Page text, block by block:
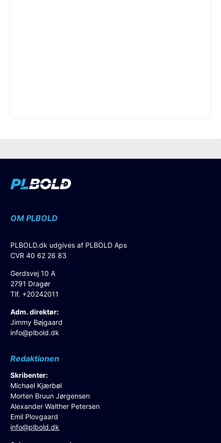
OM PLBOLD
PLBOLD.dk udgives af PLBOLD Aps
CVR 40 62 26 83
Gerdsvej 10 A
2791 Dragør
Tlf. +20242011
Adm. direktør:
Jimmy Bøjgaard
info@plbold.dk
Redaktionen
Skribenter:
Michael Kjærbøl
Morten Bruun Jørgensen
Alexander Walther Petersen
Emil Plovgaard
info@plbold.dk